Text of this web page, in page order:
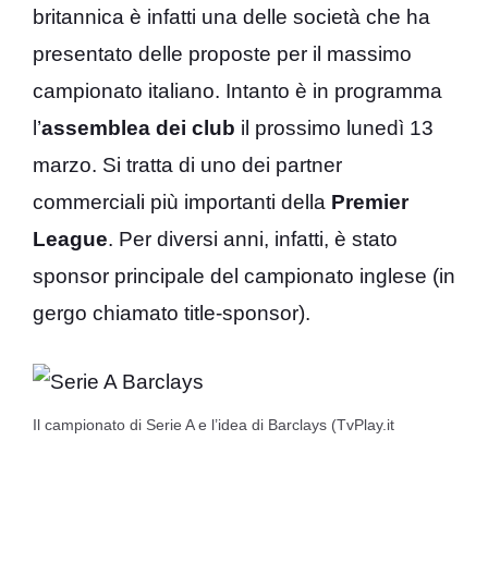
britannica è infatti una delle società che ha
presentato delle proposte per il massimo
campionato italiano. Intanto è in programma
l’assemblea dei club il prossimo lunedì 13
marzo. Si tratta di uno dei partner
commerciali più importanti della Premier
League. Per diversi anni, infatti, è stato
sponsor principale del campionato inglese (in
gergo chiamato title-sponsor).
Il campionato di Serie A e l’idea di Barclays (TvPlay.it